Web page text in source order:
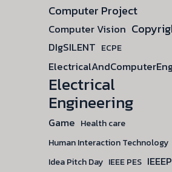
Computer Project
Computer Vision
DIgSILENT ECPE
Electrical
Engineering
Game Health care
Human Interaction Technology
Idea Pitch Day IEEE PES